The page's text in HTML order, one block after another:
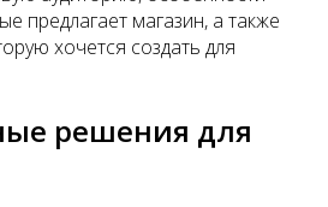
предлагает магазин, а также
хочется создать для
решения для